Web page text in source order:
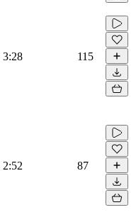
3:28 115
2:52 87